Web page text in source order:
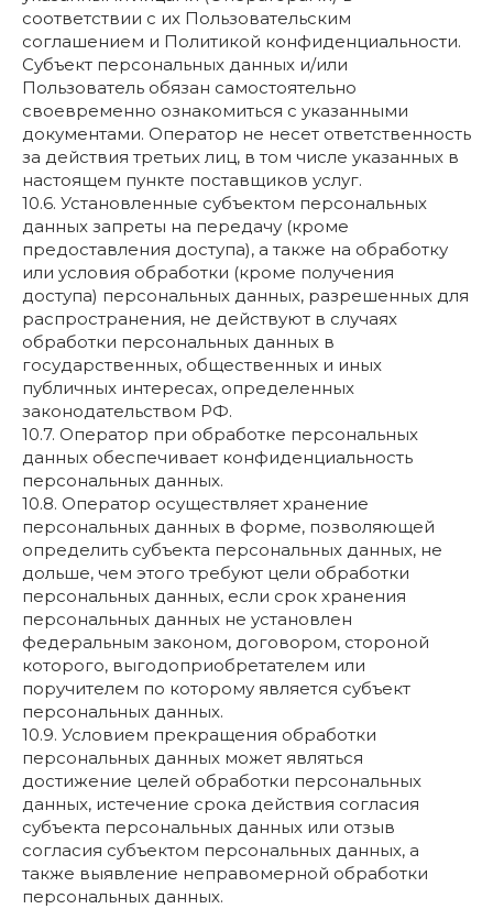
соответствии с их Пользовательским
соглашением и Политикой конфиденциальности.
Субъект персональных данных и/или
Пользователь обязан самостоятельно
своевременно ознакомиться с указанными
документами. Оператор не несет ответственность
за действия третьих лиц, в том числе указанных в
настоящем пункте поставщиков услуг.
10.6. Установленные субъектом персональных
данных запреты на передачу (кроме
предоставления доступа), а также на обработку
или условия обработки (кроме получения
доступа) персональных данных, разрешенных для
распространения, не действуют в случаях
обработки персональных данных в
государственных, общественных и иных
публичных интересах, определенных
законодательством РФ.
10.7. Оператор при обработке персональных
данных обеспечивает конфиденциальность
персональных данных.
10.8. Оператор осуществляет хранение
персональных данных в форме, позволяющей
определить субъекта персональных данных, не
дольше, чем этого требуют цели обработки
персональных данных, если срок хранения
персональных данных не установлен
федеральным законом, договором, стороной
которого, выгодоприобретателем или
поручителем по которому является субъект
персональных данных.
10.9. Условием прекращения обработки
персональных данных может являться
достижение целей обработки персональных
данных, истечение срока действия согласия
субъекта персональных данных или отзыв
согласия субъектом персональных данных, а
также выявление неправомерной обработки
персональных данных.